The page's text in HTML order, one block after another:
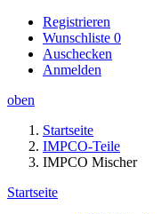
Registrieren
Wunschliste 0
Auschecken
Anmelden
oben
Startseite
IMPCO-Teile
IMPCO Mischer
Startseite